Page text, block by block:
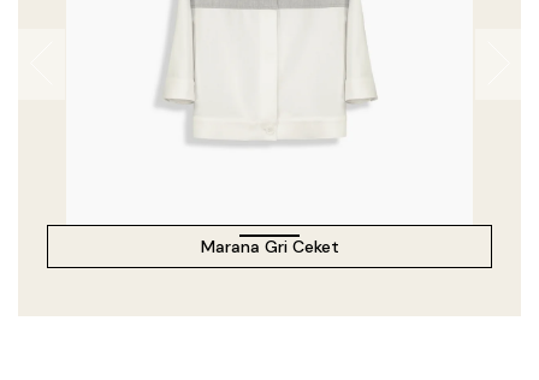
Marana Gri Ceket